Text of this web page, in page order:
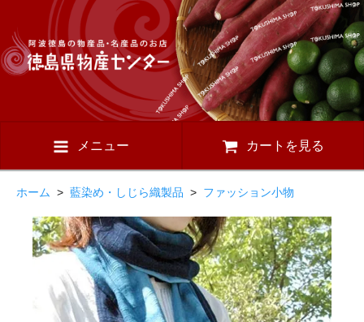
メニュー カートを見る
ホーム > 藍染め・しじら織製品 > ファッション小物